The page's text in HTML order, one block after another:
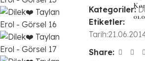
Kategoriler:
Etiketler:
Share: